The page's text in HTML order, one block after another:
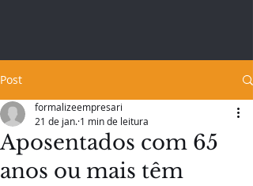
Post
Aposentados com 65
anos ou mais têm
formalizeempresari
21 de jan. 1 min de leitura